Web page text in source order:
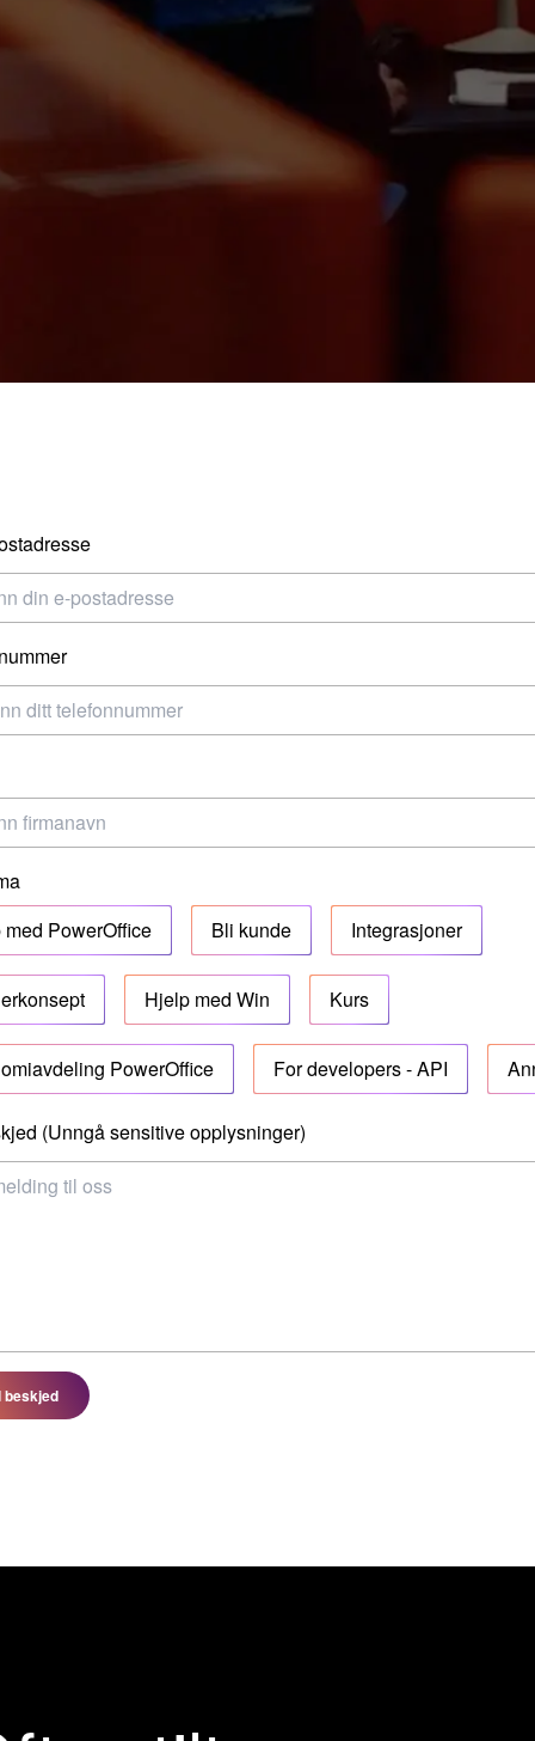
PowerOffice
Bli kunde Integrasjoner
Hjelp med Win Kurs
PowerOffice For developers - API
(Unngå sensitive opplysninger)
beskjed